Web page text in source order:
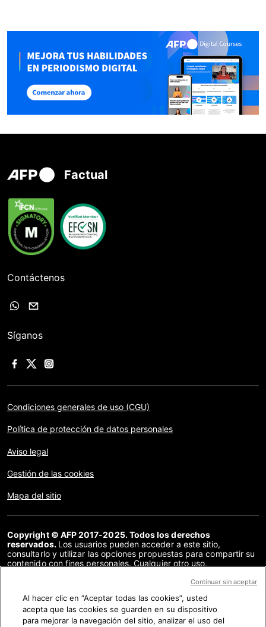
Factual
Contáctenos
Síganos
Condiciones generales de uso (CGU)
Política de protección de datos personales
Aviso legal
Gestión de las cookies
Mapa del sitio
Copyright © AFP 2017-2025. Todos los derechos
reservados. Los usuarios pueden acceder a este sitio,
consultarlo y utilizar las opciones propuestas para compartir su
contenido con fines personales. Cualquier otro uso,
distribución del contenido de este sitio, en su totalidad o en
acuerdo específico firmado con la AFP, está estrictamente
prohibido. Los elementos analizados en cada verificación se
presentan o se enlazan en tanto en cuanto son necesarios para
Al hacer clic en “Aceptar todas las cookies”, usted
acepta que las cookies se guarden en su dispositivo
para mejorar la navegación del sitio, analizar el uso del
Continuar sin aceptar